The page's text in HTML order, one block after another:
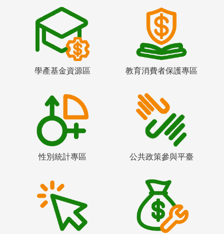
學產基金資源區 教育消費者保護專區
性別統計專區 公共政策參與平臺